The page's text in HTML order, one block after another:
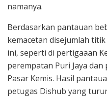
namanya.
Berdasarkan pantauan
kemacetan disejumlah
ini, seperti di pertigaaan
perempatan Puri Jaya
Pasar Kemis. Hasil
petugas Dishub yang